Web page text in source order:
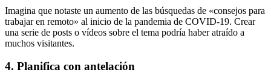
Imagina que notaste un aumento de las búsquedas de «consejos para
trabajar en remoto» al inicio de la pandemia de COVID-19. Crear
una serie de posts o vídeos sobre el tema podría haber atraído a
muchos visitantes.
4. Planifica con antelación